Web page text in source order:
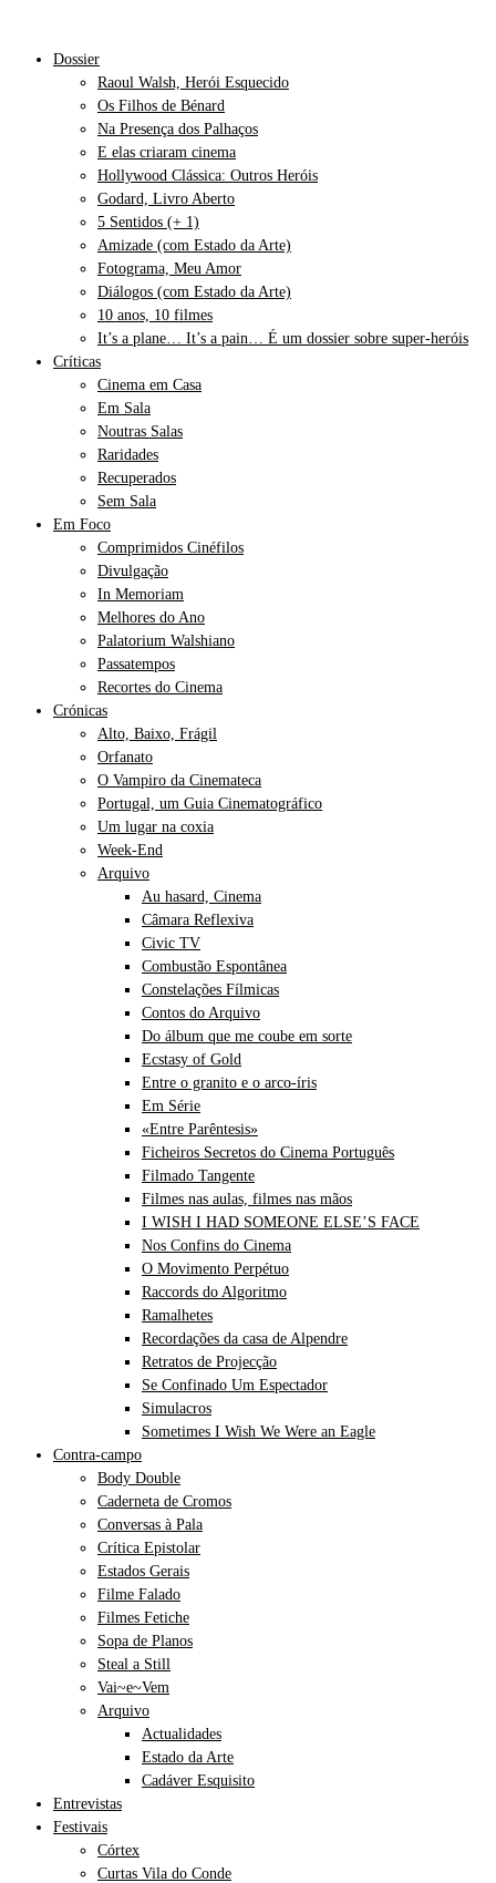
Dossier
Raoul Walsh, Herói Esquecido
Os Filhos de Bénard
Na Presença dos Palhaços
E elas criaram cinema
Hollywood Clássica: Outros Heróis
Godard, Livro Aberto
5 Sentidos (+ 1)
Amizade (com Estado da Arte)
Fotograma, Meu Amor
Diálogos (com Estado da Arte)
10 anos, 10 filmes
It’s a plane… It’s a pain… É um dossier sobre super-heróis
Críticas
Cinema em Casa
Em Sala
Noutras Salas
Raridades
Recuperados
Sem Sala
Em Foco
Comprimidos Cinéfilos
Divulgação
In Memoriam
Melhores do Ano
Palatorium Walshiano
Passatempos
Recortes do Cinema
Crónicas
Alto, Baixo, Frágil
Orfanato
O Vampiro da Cinemateca
Portugal, um Guia Cinematográfico
Um lugar na coxia
Week-End
Arquivo
Au hasard, Cinema
Câmara Reflexiva
Civic TV
Combustão Espontânea
Constelações Fílmicas
Contos do Arquivo
Do álbum que me coube em sorte
Ecstasy of Gold
Entre o granito e o arco-íris
Em Série
«Entre Parêntesis»
Ficheiros Secretos do Cinema Português
Filmado Tangente
Filmes nas aulas, filmes nas mãos
I WISH I HAD SOMEONE ELSE’S FACE
Nos Confins do Cinema
O Movimento Perpétuo
Raccords do Algoritmo
Ramalhetes
Recordações da casa de Alpendre
Retratos de Projecção
Se Confinado Um Espectador
Simulacros
Sometimes I Wish We Were an Eagle
Contra-campo
Body Double
Caderneta de Cromos
Conversas à Pala
Crítica Epistolar
Estados Gerais
Filme Falado
Filmes Fetiche
Sopa de Planos
Steal a Still
Vai~e~Vem
Arquivo
Actualidades
Estado da Arte
Cadáver Esquisito
Entrevistas
Festivais
Córtex
Curtas Vila do Conde